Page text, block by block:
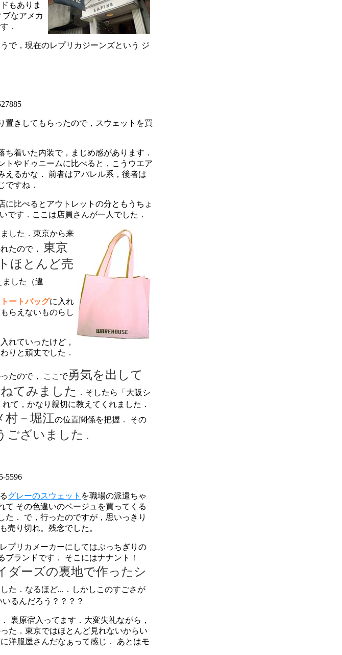
もありま
なアメカ
．
で，現在のレプリカジーンズという ジ
きしてもらったので，スウェットを買
着いた内装で，まじめ感があります．
トやドゥニームに比べると，こうウエア
えるかな． 前者はアパレル系，後者は
ですね．
比べるとアウトレットの分ともうちょ
です．ここは店員さんが一人でした．
した．東京から来
たので， 東京
ほとんど売
ました（違
ートバッグに入れ
らえないものらし
れていったけど，
りと頑丈でした．
たので， ここで勇気を出して
てみました
．そしたら「大阪シ
て，かなり親切に教えてくれました．
村－堀江の位置関係を把握． その
ございました ．
5596
グレーのスウェット を職場の派遣ちゃ
て その色違いのベージュを買ってくる
た． で，行ったのですが，思いっきり
売り切れ。残念でした。
プリカメーカーにしてはぶっちぎりの
ブランドです． そこにはナナント！
ダーズの裏地で作ったシ
た．なるほど...．しかしこのすごさが
るんだろう？？？？
裏原宿入ってます．大変失礼ながら，
た．東京ではほとんど見れないからい
洋服屋さんだなぁって感じ． あとはモ